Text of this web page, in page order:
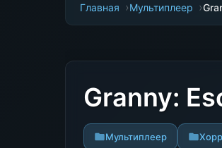
Главная Мультиплеер
Granny:
Мультиплеер